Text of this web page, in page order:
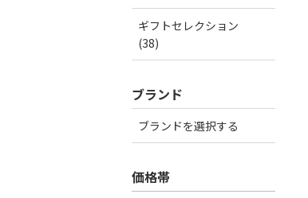
ギフトセレクション
(38)
ブランド
ブランドを選択する
価格帯